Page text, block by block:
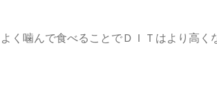
よく噛んで食べることでＤＩＴはより高く